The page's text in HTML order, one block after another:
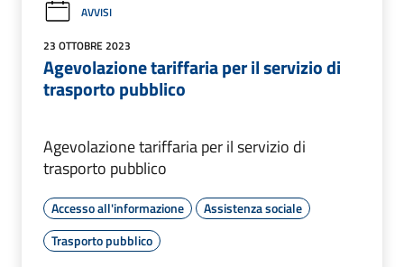
AVVISI
23 OTTOBRE 2023
Agevolazione tariffaria per il servizio di
trasporto pubblico
Agevolazione tariffaria per il servizio di
trasporto pubblico
Accesso all'informazione
Assistenza sociale
Trasporto pubblico